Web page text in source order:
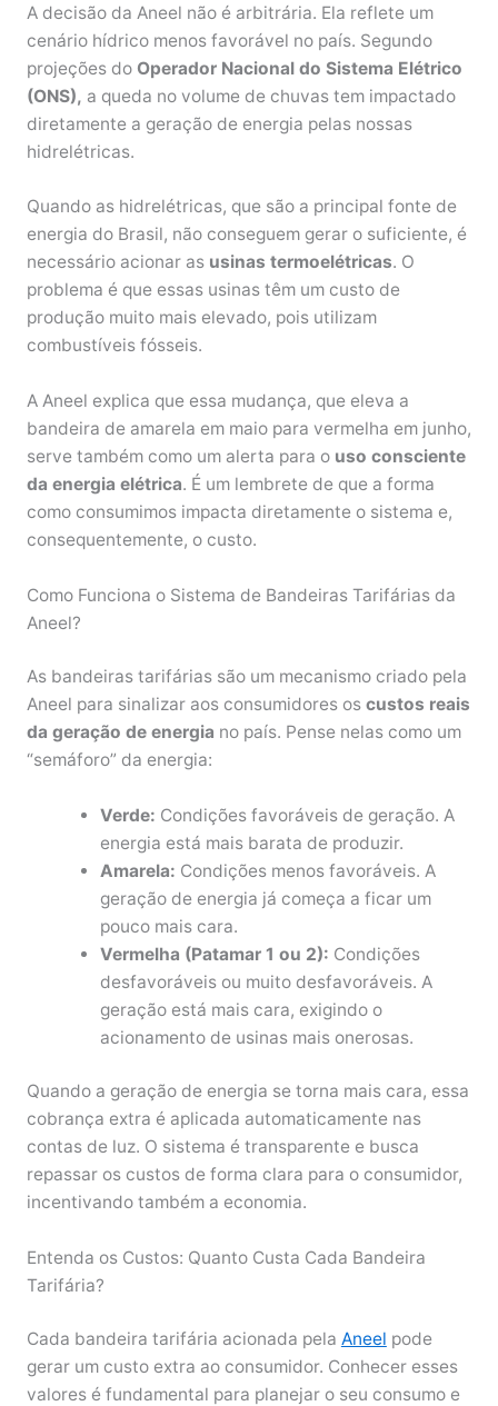
A decisão da Aneel não é arbitrária. Ela reflete um
cenário hídrico menos favorável no país. Segundo
projeções doOperador Nacional do Sistema Elétrico
(ONS), a queda no volume de chuvas tem impactado
diretamente a geração de energia pelas nossas
hidrelétricas.
Quando as hidrelétricas, que são a principal fonte de
energia do Brasil, não conseguem gerar o suficiente, é
necessário acionar as usinas termoelétricas. O
problema é que essas usinas têm um custo de
produção muito mais elevado, pois utilizam
combustíveis fósseis.
A Aneel explica que essa mudança, que eleva a
bandeira de amarela em maio para vermelha em junho,
serve também como um alerta para ouso consciente
da energia elétrica. É um lembrete de que a forma
como consumimos impacta diretamente o sistema e,
consequentemente, o custo.
Como Funciona o Sistema de Bandeiras Tarifárias da
Aneel?
As bandeiras tarifárias são um mecanismo criado pela
Aneel para sinalizar aos consumidores os custos reais
da geração de energia no país. Pense nelas como um
“semáforo” da energia:
Verde: Condições favoráveis de geração. A
energia está mais barata de produzir.
Amarela: Condições menos favoráveis. A
geração de energia já começa a ficar um
pouco mais cara.
Vermelha (Patamar 1 ou 2): Condições
desfavoráveis ou muito desfavoráveis. A
geração está mais cara, exigindo o
acionamento de usinas mais onerosas.
Quando a geração de energia se torna mais cara, essa
cobrança extra é aplicada automaticamente nas
contas de luz. O sistema é transparente e busca
repassar os custos de forma clara para o consumidor,
incentivando também a economia.
Entenda os Custos: Quanto Custa Cada Bandeira
Tarifária?
Cada bandeira tarifária acionada pela Aneel pode
gerar um custo extra ao consumidor. Conhecer esses
valores é fundamental para planejar o seu consumo e